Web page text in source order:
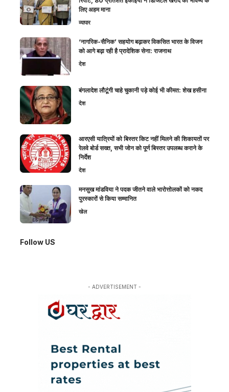
लिए अहम माना
व्यापार
‘नागरिक-सैनिक’ सहयोग बढ़ाकर विकसित भारत के विजन
को आगे बढ़ा रही है प्रादेशिक सेना: राजनाथ
देश
बंगलादेश लौटूंगी चाहे चुकानी पड़े कोई भी कीमत: शेख हसीना
देश
आरएसी यात्रियों को बिस्तर किट नहीं मिलने की शिकायतों पर
रेलवे बोर्ड सख्त, सभी जोन को पूर्ण बिस्तर उपलब्ध कराने के
निर्देश
देश
मनसुख मांडविया ने पदक जीतने वाले भारोत्तोलकों को नकद
पुरस्कारों से किया सम्मानित
खेल
Follow US
- ADVERTISEMENT -